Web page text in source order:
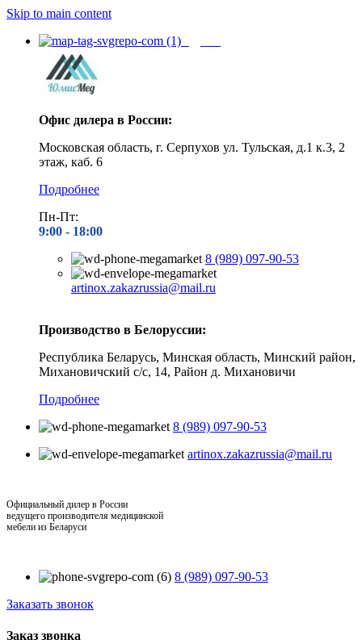
Skip to main content
Офис дилера в России:
Московская область, г. Серпухов ул. Тульская, д.1 к.3, 2
этаж, каб. 6
Подробнее
Пн-Пт:
9:00 - 18:00
8 (989) 097-90-53
artinox.zakazrussia@mail.ru
Производство в Белоруссии:
Республика Беларусь, Минская область, Минский район,
Михановичский с/с, 14, Район д. Михановичи
Подробнее
8 (989) 097-90-53
artinox.zakazrussia@mail.ru
Официальный дилер в России
ведущего производителя медицинской
мебели из Беларуси
8 (989) 097-90-53
Заказать звонок
Заказ звонка